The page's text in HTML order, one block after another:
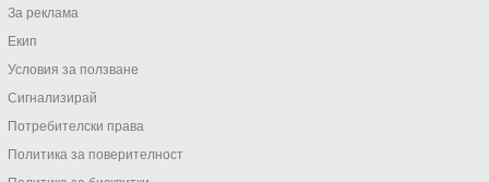
За реклама
Екип
Условия за ползване
Сигнализирай
Потребителски права
Политика за поверителност